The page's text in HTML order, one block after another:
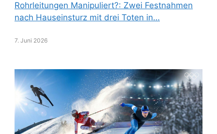
Rohrleitungen Manipuliert?: Zwei Festnahmen
nach Hauseinsturz mit drei Toten in…
7. Juni 2026